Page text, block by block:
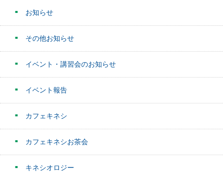
お知らせ
その他お知らせ
イベント・講習会のお知らせ
イベント報告
カフェキネシ
カフェキネシお茶会
キネシオロジー